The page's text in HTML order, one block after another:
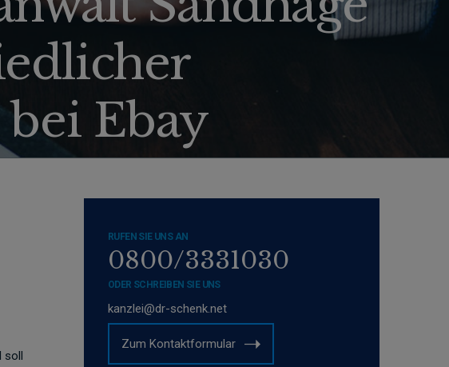
Ebay
soll
RUFEN SIE UNS AN
0800/3331030
ODER SCHREIBEN SIE UNS
kanzlei@dr-schenk.net
Zum Kontaktformular